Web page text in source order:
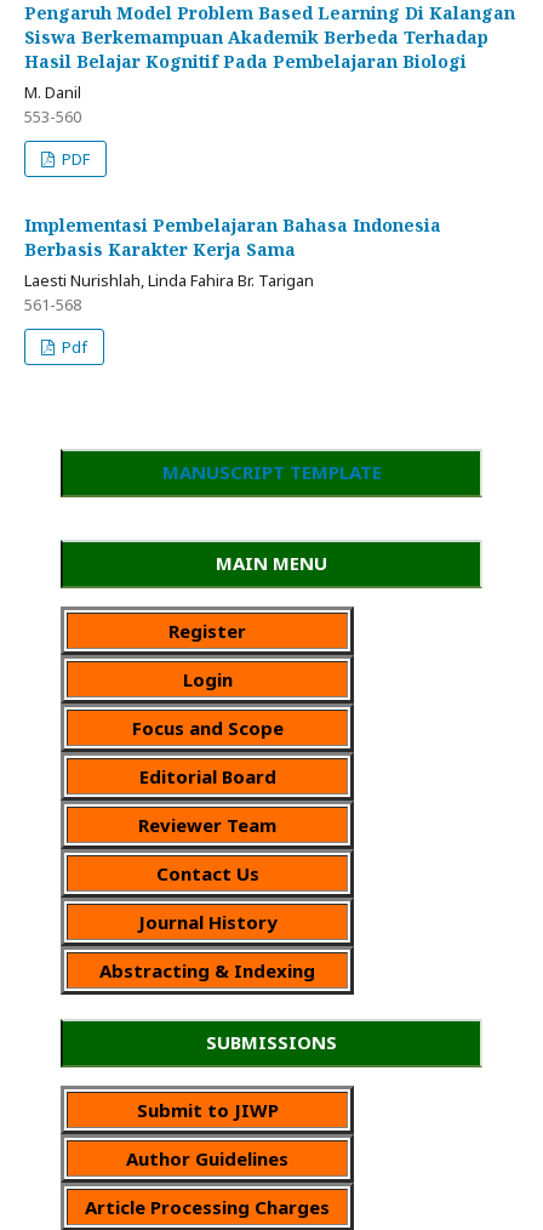
Pengaruh Model Problem Based Learning Di Kalangan
Siswa Berkemampuan Akademik Berbeda Terhadap
Hasil Belajar Kognitif Pada Pembelajaran Biologi
M. Danil
553-560
PDF
Implementasi Pembelajaran Bahasa Indonesia
Berbasis Karakter Kerja Sama
Laesti Nurishlah, Linda Fahira Br. Tarigan
561-568
Pdf
MANUSCRIPT TEMPLATE
MAIN MENU
Register
Login
Focus and Scope
Editorial Board
Reviewer Team
Contact Us
Journal History
Abstracting & Indexing
SUBMISSIONS
Submit to JIWP
Author Guidelines
Article Processing Charges